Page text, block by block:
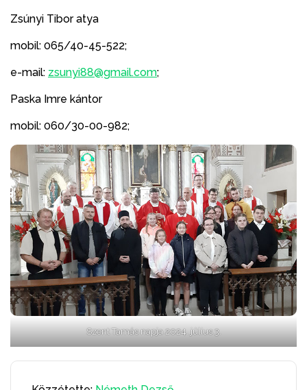
Zsúnyi Tibor atya
mobil: 065/40-45-522;
e-mail: zsunyi88@gmail.com;
Paska Imre kántor
mobil: 060/30-00-982;
Szent Tamás napja 2024. július 3.